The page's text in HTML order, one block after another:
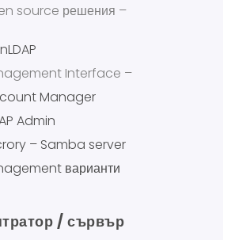
source решения –
Interface –
Manager
Admin
– Samba server
варианти
/ сървър